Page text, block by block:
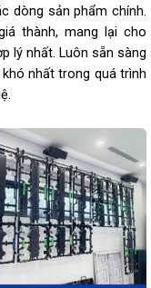
dòng sản phẩm chính.
thành, mang lại cho
lý nhất. Luôn sẵn sàng
nhất trong quá trình